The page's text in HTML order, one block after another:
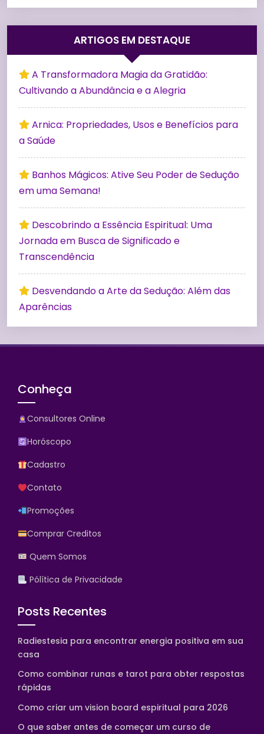
ARTIGOS EM DESTAQUE
A Transformadora Magia da Gratidão:
Cultivando a Abundância e a Alegria
Arnica: Propriedades, Usos e Benefícios para
a Saúde
Banhos Mágicos: Ative Seu Poder de Sedução
em uma Semana!
Descobrindo a Essência Espiritual: Uma
Jornada em Busca de Significado e
Transcendência
Desvendando a Arte da Sedução: Além das
Aparências
Conheça
Consultores Online
Horóscopo
Cadastro
Contato
Promoções
Comprar Creditos
Quem Somos
Pólítica de Privacidade
Posts Recentes
Radiestesia para encontrar energia positiva em sua
casa
Como combinar runas e tarot para obter respostas
rápidas
Como criar um vision board espiritual para 2026
O que saber antes de começar um curso de